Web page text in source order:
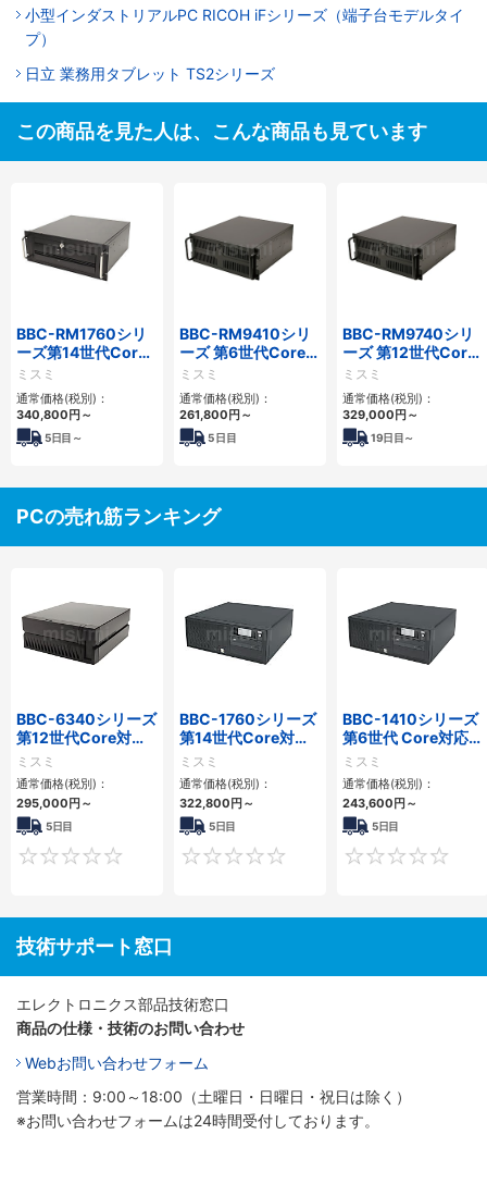
小型インダストリアルPC RICOH iFシリーズ（端子台モデルタイ
プ）
日立 業務用タブレット TS2シリーズ
この商品を見た人は、こんな商品も見ています
BBC-RM1760シリ
ーズ第14世代Core
対応ラックマウント
3PCIe
ミスミ
通常価格(税別)：
340,800円～
5日目～
BBC-RM9410シリ
ーズ 第6世代Core対
応ラックマウント
FAPC 3PCI・3PCIe
ミスミ
通常価格(税別)：
261,800円～
5日目
BBC-RM9740シリ
ーズ 第12世代Core
対応ラックマウント
FAPC4PCI・3PCIe
ミスミ
通常価格(税別)：
329,000円～
19日目～
PCの売れ筋ランキング
BBC-6340シリーズ
第12世代Core対応
小型フロアマウント
PC2PCI/2PCIe
ミスミ
通常価格(税別)：
295,000円～
5日目
0
BBC-1760シリーズ
第14世代Core対応
小型フロアマウント
3PCIe
ミスミ
通常価格(税別)：
322,800円～
5日目
0
BBC-1410シリーズ
第6世代 Core対応フ
ロアマウントFAPC
3PCI・3PCIe
ミスミ
通常価格(税別)：
243,600円～
5日目
技術サポート窓口
エレクトロニクス部品技術窓口
商品の仕様・技術のお問い合わせ
Webお問い合わせフォーム
営業時間：9:00～18:00（土曜日・日曜日・祝日は除く）
※お問い合わせフォームは24時間受付しております。